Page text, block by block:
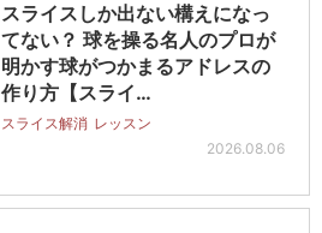
スライスしか出ない構えになっ
てない？ 球を操る名人のプロが
明かす球がつかまるアドレスの
作り方【スライ…
スライス解消 レッスン
2026.08.06